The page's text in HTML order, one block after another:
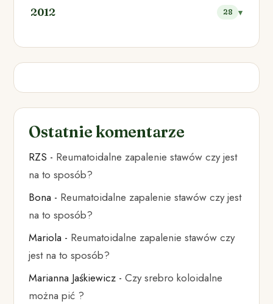
2012 28
Ostatnie komentarze
RZS - Reumatoidalne zapalenie stawów czy jest
na to sposób?
Bona - Reumatoidalne zapalenie stawów czy jest
na to sposób?
Mariola - Reumatoidalne zapalenie stawów czy
jest na to sposób?
Marianna Jaśkiewicz -Czy srebro koloidalne
można pić ?